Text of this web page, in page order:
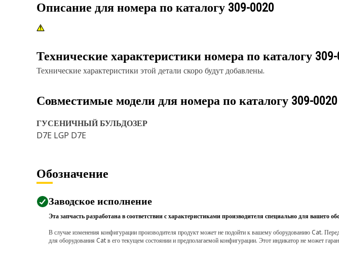
Описание для номера по каталогу 309-0020
Технические характеристики номера по каталогу
Технические характеристики этой детали скоро будут добавлены.
Совместимые модели для номера по каталогу 309-0020
ГУСЕНИЧНЫЙ БУЛЬДОЗЕР
D7E LGP D7E
Обозначение
Заводское исполнение
Эта запчасть разработана в соответствии с характеристиками производителя специально для вашего
В случае изменения конфигурации производителя продукт может не подойти к вашему оборудованию Cat.
для оборудования Cat в его текущем состоянии и предполагаемой конфигурации. Этот индикатор не может